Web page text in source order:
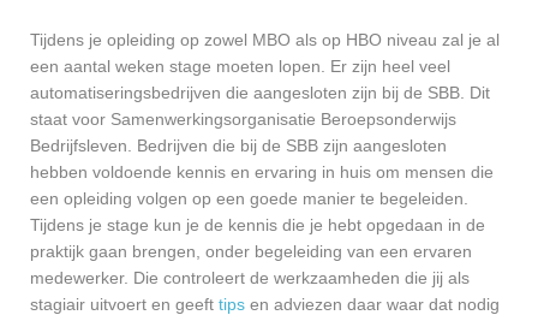
Tijdens je opleiding op zowel MBO als op HBO niveau zal je al
een aantal weken stage moeten lopen. Er zijn heel veel
automatiseringsbedrijven die aangesloten zijn bij de SBB. Dit
staat voor Samenwerkingsorganisatie Beroepsonderwijs
Bedrijfsleven. Bedrijven die bij de SBB zijn aangesloten
hebben voldoende kennis en ervaring in huis om mensen die
een opleiding volgen op een goede manier te begeleiden.
Tijdens je stage kun je de kennis die je hebt opgedaan in de
praktijk gaan brengen, onder begeleiding van een ervaren
medewerker. Die controleert de werkzaamheden die jij als
stagiair uitvoert en geeft tips en adviezen daar waar dat nodig